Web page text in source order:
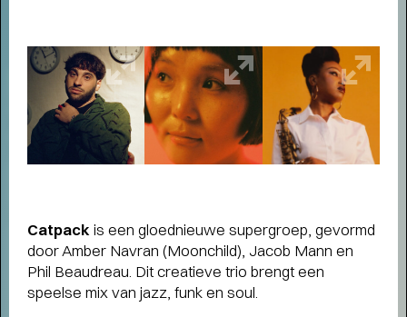
Catpack is een gloednieuwe supergroep, gevormd
door Amber Navran (Moonchild), Jacob Mann en
Phil Beaudreau. Dit creatieve trio brengt een
speelse mix van jazz, funk en soul.